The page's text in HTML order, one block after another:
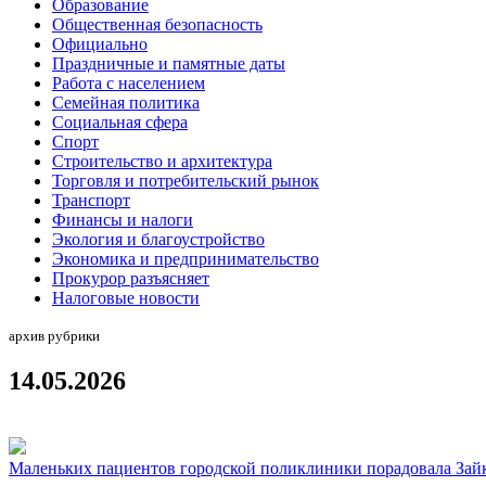
Образование
Общественная безопасность
Официально
Праздничные и памятные даты
Работа с населением
Семейная политика
Социальная сфера
Спорт
Строительство и архитектура
Торговля и потребительский рынок
Транспорт
Финансы и налоги
Экология и благоустройство
Экономика и предпринимательство
Прокурор разъясняет
Налоговые новости
архив рубрики
14.05.2026
Маленьких пациентов городской поликлиники порадовала